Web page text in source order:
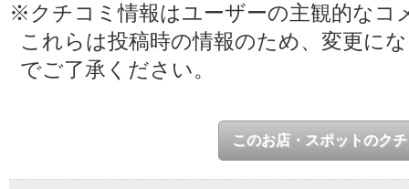
※クチコミ情報はユーザーの主観的なコ
これらは投稿時の情報のため、変更に
でご了承ください。
このお店・スポットのク